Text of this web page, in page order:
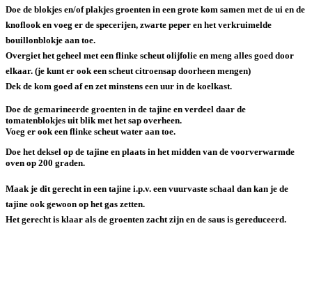
Doe de blokjes en/of plakjes groenten in een grote kom samen met de ui en de
knoflook en voeg er de specerijen, zwarte peper en het verkruimelde
bouillonblokje aan toe.
Overgiet het geheel met een flinke scheut olijfolie en meng alles goed door
elkaar. (je kunt er ook een scheut citroensap doorheen mengen)
Dek de kom goed af en zet minstens een uur in de koelkast.
Doe de gemarineerde groenten in de tajine en verdeel daar de
tomatenblokjes uit blik met het sap overheen.
Voeg er ook een flinke scheut water aan toe.
Doe het deksel op de tajine en plaats in het midden van de voorverwarmde
oven op 200 graden.
Maak je dit gerecht in een tajine i.p.v. een vuurvaste schaal dan kan je de
tajine ook gewoon op het gas zetten.
Het gerecht is klaar als de groenten zacht zijn en de saus is gereduceerd.